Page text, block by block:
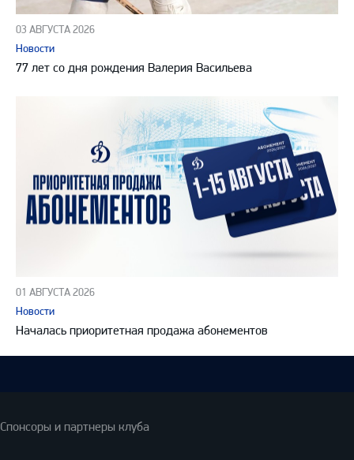
03 АВГУСТА 2026
Новости
77 лет со дня рождения Валерия Васильева
01 АВГУСТА 2026
Новости
Началась приоритетная продажа абонементов
Спонсоры и партнеры клуба